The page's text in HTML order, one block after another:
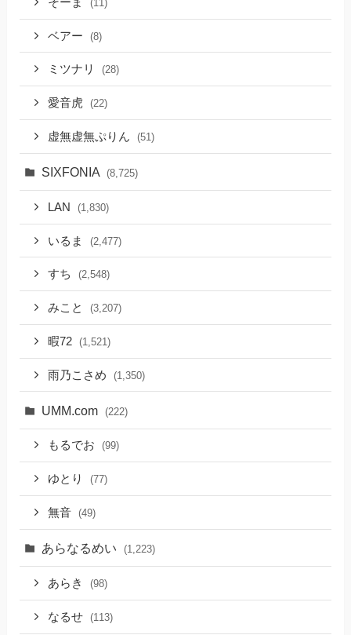
(11)
ベアー (8)
ミツナリ (28)
愛音虎 (22)
虚無虚無ぷりん (51)
SIXFONIA (8,725)
LAN (1,830)
いるま (2,477)
すち (2,548)
みこと (3,207)
暇72 (1,521)
雨乃こさめ (1,350)
UMM.com (222)
もるでお (99)
ゆとり (77)
無音 (49)
あらなるめい (1,223)
あらき (98)
なるせ (113)